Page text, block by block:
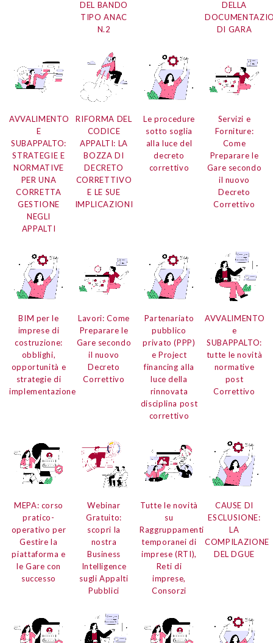
DEL BANDO
TIPO ANAC
N.2
DELLA
DI GARA
AVVALIMENTO
E
SUBAPPALTO:
STRATEGIE E
NORMATIVE
PER UNA
CORRETTA
GESTIONE
NEGLI
APPALTI
RIFORMA DEL
CODICE
APPALTI: LA
BOZZA DI
DECRETO
CORRETTIVO
E LE SUE
IMPLICAZIONI
Le procedure
sotto soglia
alla luce del
decreto
correttivo
Servizi e
Forniture:
Come
Preparare le
Gare secondo
il nuovo
Decreto
Correttivo
BIM per le
imprese di
costruzione:
obblighi,
opportunità e
strategie di
implementazione
Lavori: Come
Preparare le
Gare secondo
il nuovo
Decreto
Correttivo
Partenariato
pubblico
privato (PPP)
e Project
financing alla
luce della
rinnovata
disciplina post
correttivo
AVVALIMENTO
e
SUBAPPALTO:
tutte le novità
normative
post
Correttivo
MEPA: corso
pratico-
operativo per
Gestire la
piattaforma e
le Gare con
successo
Webinar
Gratuito:
scopri la
nostra
Business
Intelligence
sugli Appalti
Pubblici
Tutte le novità
su
Raggruppamenti
temporanei di
imprese (RTI),
Reti di
imprese,
Consorzi
CAUSE DI
ESCLUSIONE:
LA
COMPILAZIONE
DEL DGUE